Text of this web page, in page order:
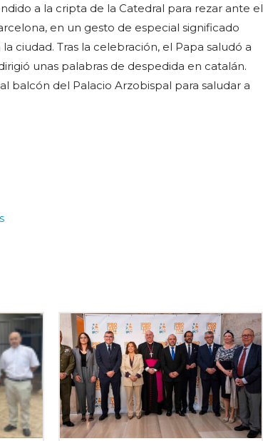
a la cripta de la Catedral para rezar ante el
en un gesto de especial significado
ciudad. Tras la celebración, el Papa saludó a
unas palabras de despedida en catalán.
balcón del Palacio Arzobispal para saludar a